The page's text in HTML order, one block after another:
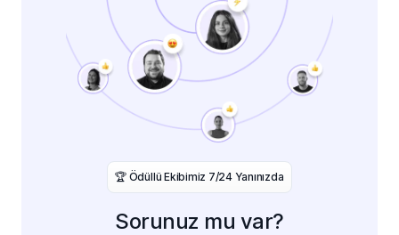
️🏆 Ödüllü Ekibimiz 7/24 Yanınızda
Sorunuz mu var?